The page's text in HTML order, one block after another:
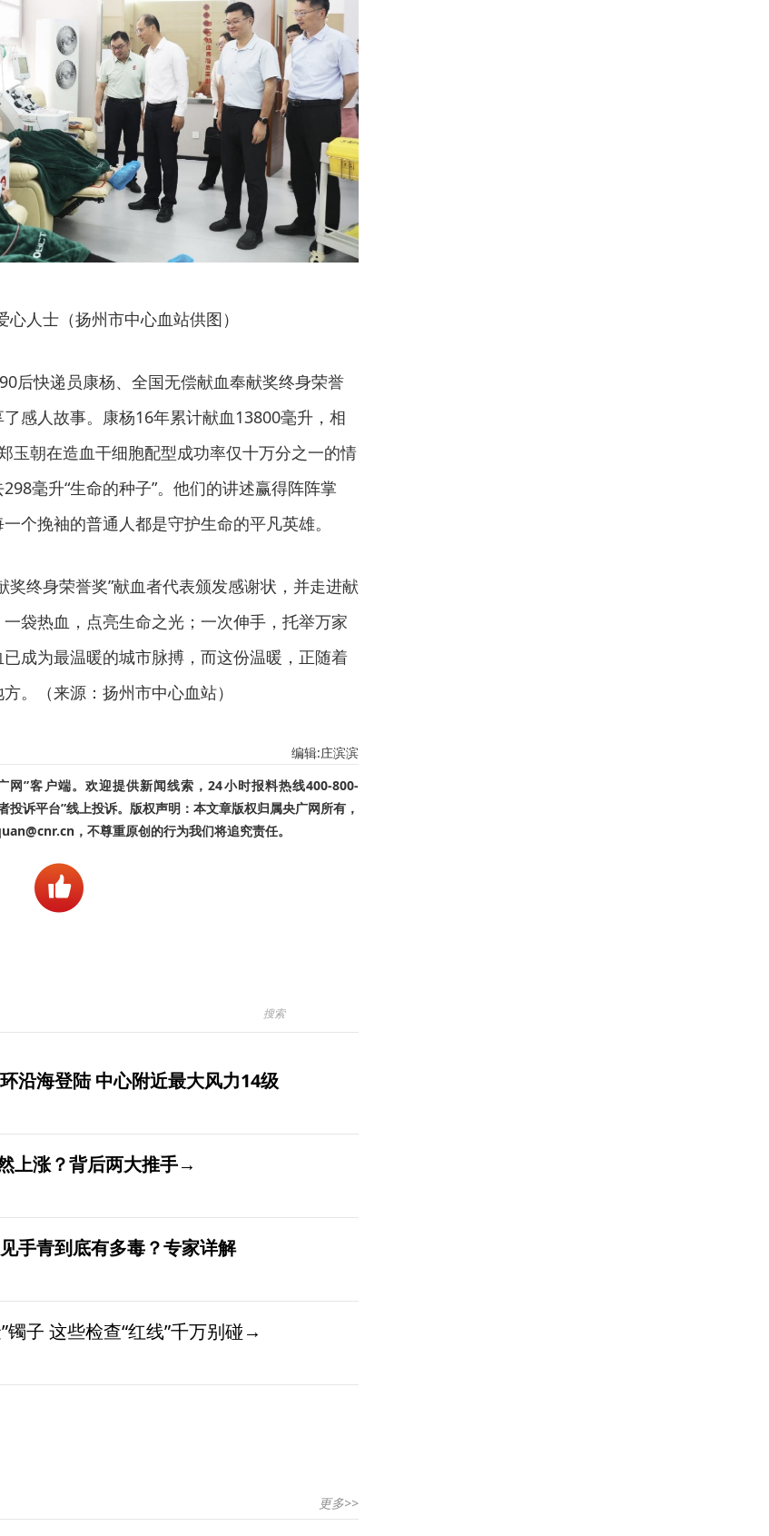
心人士（扬州市中心血站供图）
后快递员康杨、全国无偿献血奉献奖终身荣誉
感人故事。康杨16年累计献血13800毫升，相
玉朝在造血干细胞配型成功率仅十万分之一的情
毫升“生命的种子”。他们的讲述赢得阵阵掌
个挽袖的普通人都是守护生命的平凡英雄。
奖终身荣誉奖”献血者代表颁发感谢状，并走进献
袋热血，点亮生命之光；一次伸手，托举万家
成为最温暖的城市脉搏，而这份温暖，正随着
。（来源：扬州市中心血站）
编辑:庄滨滨
网”客户端。欢迎提供新闻线索，24小时报料热线400-800-
诉平台”线上投诉。版权声明：本文章版权归属央广网所有，
，不尊重原创的行为我们将追究责任。
沿海登陆 中心附近最大风力14级
上涨？背后两大推手→
手青到底有多毒？专家详解
镯子 这些检查“红线”千万别碰→
更多>>